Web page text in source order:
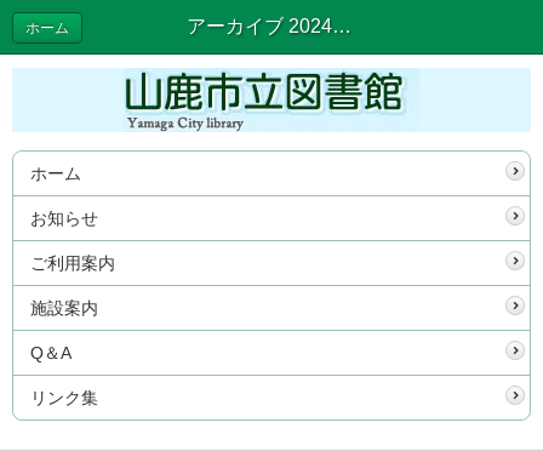
アーカイブ 2024年04月 | 図書館だより
ホーム
ホーム
お知らせ
ご利用案内
施設案内
Q＆A
リンク集